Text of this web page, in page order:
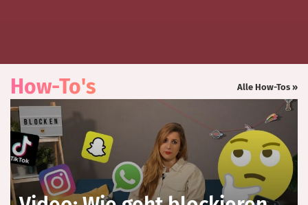
How-To's Alle How-Tos »